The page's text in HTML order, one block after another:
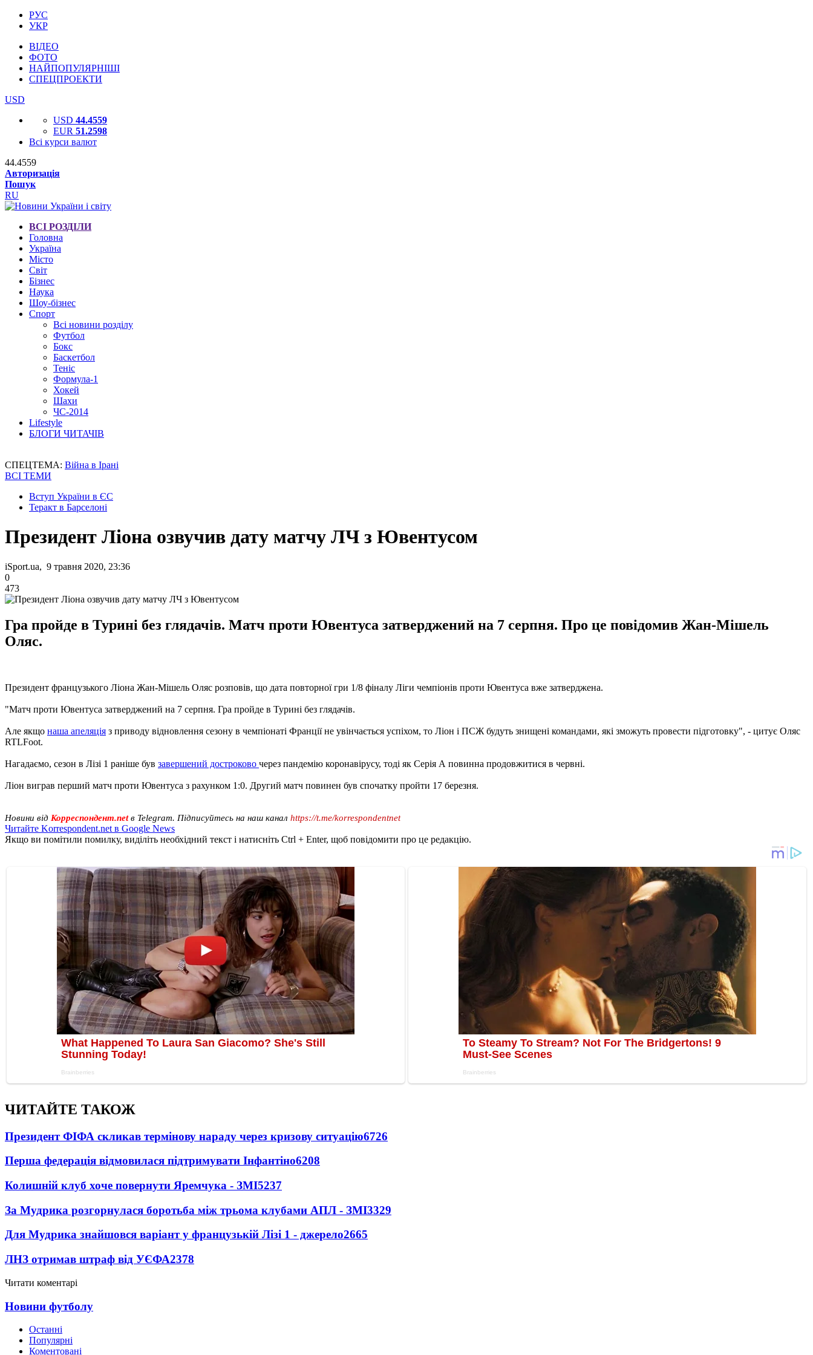
РУС
УКР
ВІДЕО
ФОТО
НАЙПОПУЛЯРНІШІ
СПЕЦПРОЕКТИ
USD
USD 44.4559
EUR 51.2598
Всі курси валют
44.4559
Авторизація
Пошук
RU
ВСІ РОЗДІЛИ
Головна
Україна
Місто
Світ
Бізнес
Наука
Шоу-бізнес
Спорт
Всі новини розділу
Футбол
Бокс
Баскетбол
Теніс
Формула-1
Хокей
Шахи
ЧС-2014
Lifestyle
БЛОГИ ЧИТАЧІВ
СПЕЦТЕМА: Війна в Ірані
ВСІ ТЕМИ
Вступ України в ЄС
Теракт в Барселоні
Президент Ліона озвучив дату матчу ЛЧ з Ювентусом
iSport.ua, 9 травня 2020, 23:36
0
473
Гра пройде в Турині без глядачів. Матч проти Ювентуса затверджений на 7 серпня. Про це повідомив Жан-Мішель
Оляс.
Президент французького Ліона Жан-Мішель Оляс розповів, що дата повторної гри 1/8 фіналу Ліги чемпіонів проти Ювентуса вже затверджена.
"Матч проти Ювентуса затверджений на 7 серпня. Гра пройде в Турині без глядачів.
Але якщо наша апеляція з приводу відновлення сезону в чемпіонаті Франції не увінчається успіхом, то Ліон і ПСЖ будуть знищені командами, які зможуть провести підготовку", - цитує Оляс
RTLFoot.
Нагадаємо, сезон в Лізі 1 раніше був завершений достроково через пандемію коронавірусу, тоді як Серія А повинна продовжитися в червні.
Ліон виграв перший матч проти Ювентуса з рахунком 1:0. Другий матч повинен був спочатку пройти 17 березня.
Новини від Корреспондент.netв Telegram. Підписуйтесь на наш канал https://t.me/korrespondentnet
Читайте Korrespondent.net в Google News
Якщо ви помітили помилку, виділіть необхідний текст і натисніть Ctrl + Enter, щоб повідомити про це редакцію.
ЧИТАЙТЕ ТАКОЖ
Президент ФІФА скликав термінову нараду через кризову ситуацію6726
Перша федерація відмовилася підтримувати Інфантіно6208
Колишній клуб хоче повернути Яремчука - ЗМІ5237
За Мудрика розгорнулася боротьба між трьома клубами АПЛ - ЗМІ3329
Для Мудрика знайшовся варіант у французькій Лізі 1 - джерело2665
ЛНЗ отримав штраф від УЄФА2378
Читати коментарі
Новини футболу
Останні
Популярні
Коментовані